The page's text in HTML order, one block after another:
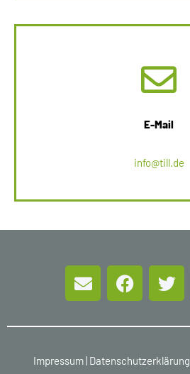
E-Mail
info@till.de
Impressum| Datenschutzerklärung